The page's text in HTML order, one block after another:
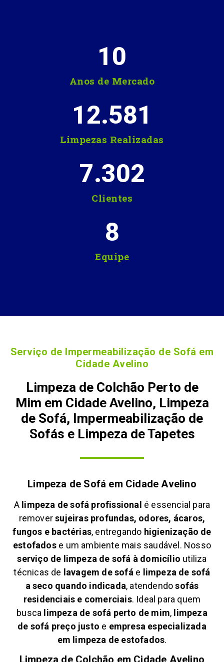
Anos de Mercado
10
Limpezas Realizadas
12.581
Clientes
7.302
Equipe
8
Serviço de Impermeabilização de Sofá em
Cidade Avelino
Limpeza de Colchão Perto de
Mim em Cidade Avelino, Limpeza
de Sofá, Impermeabilização de
Sofás e Limpeza de Tapetes
Limpeza de Sofá em Cidade Avelino
A limpeza de sofá profissional é essencial para
removersujeiras profundas, odores, ácaros,
fungos e bactérias, entregando higienização de
estofadose um ambiente mais saudável. Nosso
serviço de limpeza de sofá à domicílio utiliza
técnicas de lavagem de sofá e limpeza de sofá
a seco quando indicada, atendendosofás
residenciais e comerciais. Ideal para quem
busca limpeza de sofá perto de mim, limpeza
de sofá preço justo e empresa especializada
em limpeza de estofados.
Limpeza de Colchão em Cidade Avelino